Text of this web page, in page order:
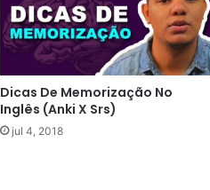
Dicas De Memorização No
Inglês (Anki X Srs)
jul 4, 2018